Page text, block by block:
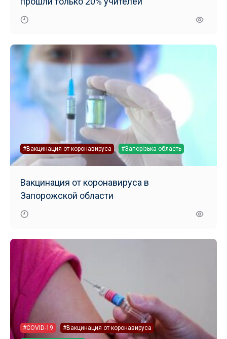
#Вакцинация от коронавируса #Запорізька область
Вакцинация от коронавируса в
Запорожской области
#COVID-19 #Вакцинация от коронавируса